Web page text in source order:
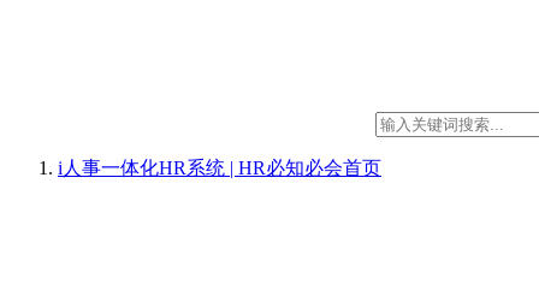
i人事一体化HR系统 | HR必知必会首页